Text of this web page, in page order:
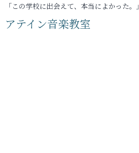
「この学校に出会えて、本当によかった。」
アテイン音楽教室